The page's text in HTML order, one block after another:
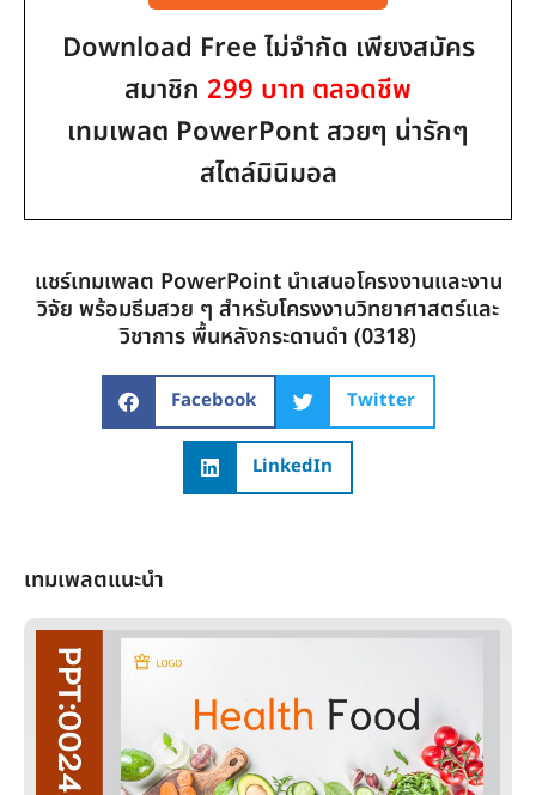
Download Free ไม่จำกัด เพียงสมัคร
สมาชิก 299 บาท ตลอดชีพ
เทมเพลต PowerPont สวยๆ น่ารักๆ
สไตล์มินิมอล
แชร์เทมเพลต PowerPoint นำเสนอโครงงานและงาน
วิจัย พร้อมธีมสวย ๆ สำหรับโครงงานวิทยาศาสตร์และ
วิชาการ พื้นหลังกระดานดำ (0318)
Facebook Twitter
LinkedIn
เทมเพลตแนะนำ